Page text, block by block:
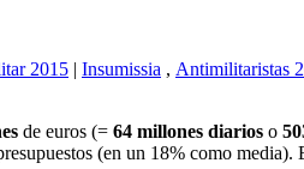
2015 | Insumissia , Antimilitaristas
de euros (= 64 millones diarios o
(en un 18% como media).